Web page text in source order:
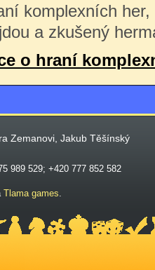
komplexních
a zkušený
o hraní
Zemanovi, Jakub Těšínský
989 529; +420 777 852 582
Tlama games.